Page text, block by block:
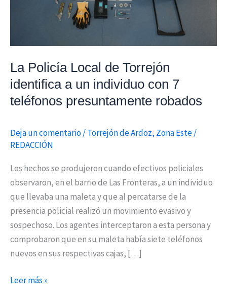
La Policía Local de Torrejón
identifica a un individuo con 7
teléfonos presuntamente robados
Deja un comentario/Torrejón de Ardoz, Zona Este/
REDACCIÓN
Los hechos se produjeron cuando efectivos policiales
observaron, en el barrio de Las Fronteras, a un individuo
que llevaba una maleta y que al percatarse de la
presencia policial realizó un movimiento evasivo y
sospechoso. Los agentes interceptaron a esta persona y
comprobaron que en su maleta había siete teléfonos
nuevos en sus respectivas cajas, […]
presuntamente
robados
Leer más »